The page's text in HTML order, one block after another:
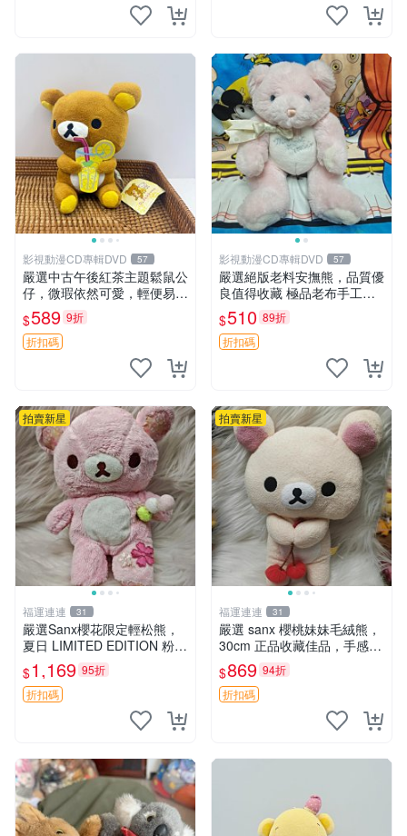
影視動漫CD專輯DVD 57
嚴選中古午後紅茶主題鬆鼠公
仔，微瑕依然可愛，輕便易運
送 二手收藏推薦 工廠直營 快
遞到府 中古 玩偶 公仔
$589 9折
折扣碼
影視動漫CD專輯DVD 57
嚴選絕版老料安撫熊，品質優
良值得收藏 極品老布手工安
撫搖鈴玩具，適合哄睡寶貝
超柔老料搖鈴熊，專為孩子設
計的安心伴護 推薦絕版老布
製工藝搖鈴熊，可當作童
$510 89折
折扣碼
拍賣新星
福運連連 31
嚴選Sanx櫻花限定輕松熊，
夏日 LIMITED EDITION 粉色
毛絨熊，背有拉鏈設計，肚內
填充豆袋，精致工藝呈現，狀
態如新，適合收藏與送人 櫻
$1,169 95折
折扣碼
拍賣新星
福運連連 31
嚴選 sanx 櫻桃妹妹毛絨熊，
30cm 正品收藏佳品，手感極
軟，適合贈送與收藏 櫻桃妹
妹、sanx、毛絨熊
$869 94折
折扣碼